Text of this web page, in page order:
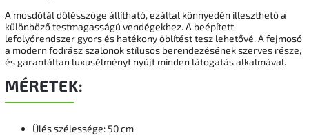
A mosdótál dőlésszöge állítható, ezáltal könnyedén illeszthető a
különböző testmagasságú vendégekhez. A beépített
lefolyórendszer gyors és hatékony öblítést tesz lehetővé. A fejmosó
a modern fodrász szalonok stílusos berendezésének szerves része,
és garantáltan luxusélményt nyújt minden látogatás alkalmával.
MÉRETEK:
Ülés szélessége: 50 cm